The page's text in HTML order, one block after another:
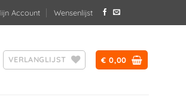
Account Wensenlijst
VERLANGLIJST € 0,00